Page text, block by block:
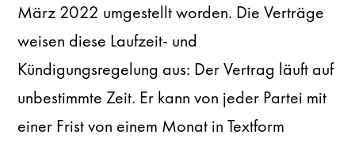
März 2022 umgestellt worden. Die Verträge
weisen diese Laufzeit- und
Kündigungsregelung aus: Der Vertrag läuft auf
unbestimmte Zeit. Er kann von jeder Partei mit
einer Frist von einem Monat in Textform